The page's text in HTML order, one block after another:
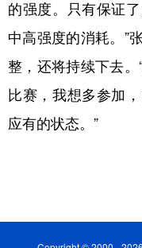
的强度。只有保证
中高强度的消耗。”
整，还将持续下去
比赛，我想多参加
应有的状态。”